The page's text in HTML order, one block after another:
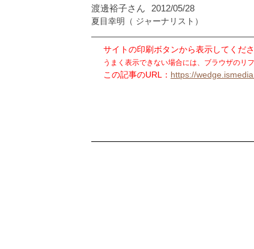
渡邊裕子さん 2012/05/28
夏目幸明 （ ジャーナリスト）
サイトの印刷ボタンから表示してくださ
うまく表示できない場合には、ブラウザのリ
この記事のURL： https://